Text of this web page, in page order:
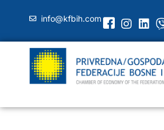
info@kfbih.com